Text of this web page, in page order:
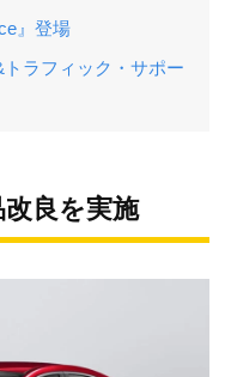
』登場
ラフィック・サポー
良を実施